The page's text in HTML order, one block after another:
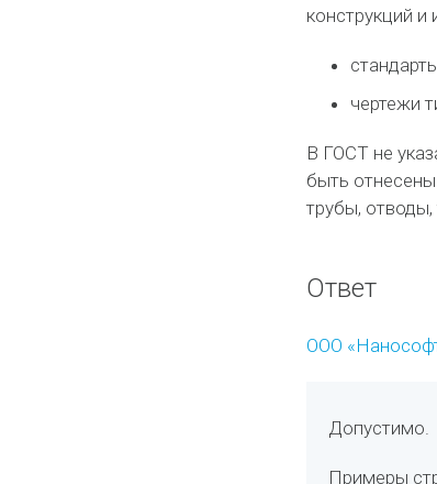
конструкций
чертежи
В ГОСТ не
быть
трубы,
Ответ
ООО
Допустимо.
Примеры